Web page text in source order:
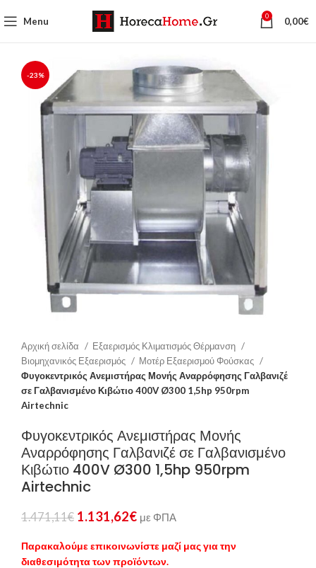
Menu 0 0,00€
-23%
Αρχική σελίδα
Εξαερισμός Κλιματισμός Θέρμανση
Βιομηχανικός Εξαερισμός
Μοτέρ Εξαερισμού Φούσκας
Φυγοκεντρικός Ανεμιστήρας Μονής Αναρρόφησης Γαλβανιζέ
σε Γαλβανισμένο Κιβώτιο 400V Ø300 1,5hp 950rpm
Airtechnic
Φυγοκεντρικός Ανεμιστήρας Μονής
Αναρρόφησης Γαλβανιζέ σε Γαλβανισμένο
Κιβώτιο 400V Ø300 1,5hp 950rpm
Airtechnic
1.471,11€ 1.131,62€ με ΦΠΑ
Παρακαλούμε επικοινωνίστε μαζί μας για την
διαθεσιμότητα των προϊόντων.